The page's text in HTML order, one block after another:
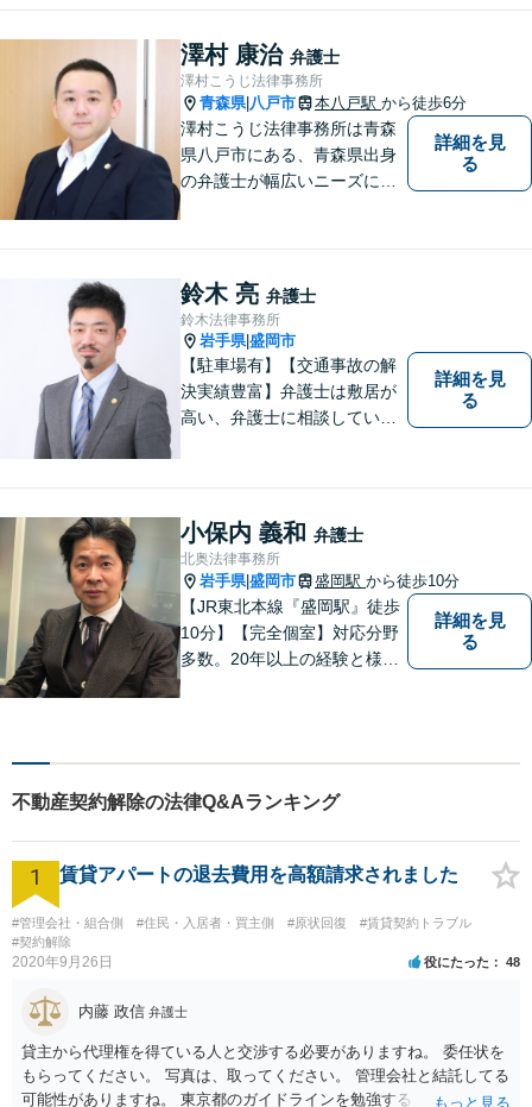
します。お困りの方はぜひご
相談ください。
澤村 康治 弁護士
澤村こうじ法律事務所
青森県| 八戸市 本八戸駅 から徒歩6分
澤村こうじ法律事務所は青森
県八戸市にある、青森県出身
の弁護士が幅広いニーズにお
詳細を見
る
鈴木 亮 弁護士
鈴木法律事務所
岩手県|盛岡市
【駐車場有】【交通事故の解
決実績豊富】弁護士は敷居が
高い、弁護士に相談していい
に相談していただける弁護士
を目指しています。どんなこ
とでもお気軽にご相談くださ
い。
詳細を見
る
小保内 義和 弁護士
北奥法律事務所
岩手県|盛岡市 盛岡駅 から徒歩10分
【JR東北本線『盛岡駅』徒歩
10分】【完全個室】対応分野
多数。20年以上の経験と様々
決を目指します。 お気軽にご
お相談ください。
詳細を見
る
不動産契約解除の法律Q&Aランキング
1 賃貸アパートの退去費用を高額請求されました
#管理会社・組合側 #住民・入居者・買主側 #原状回復
#賃貸契約トラブル
#契約解除
2020年9月26日 役にたった 48
内藤 政信 弁護士
貸主から代理権を得ている人と交渉する必要がありますね。 委任状を
もらってください。 写真は、取ってください。 管理会社と結託してる
可能性がありますね。 東京都のガイドラインを勉強するといいでしょ